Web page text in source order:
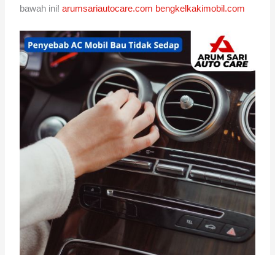
bawah ini!arumsariautocare.com bengkelkakimobil.com